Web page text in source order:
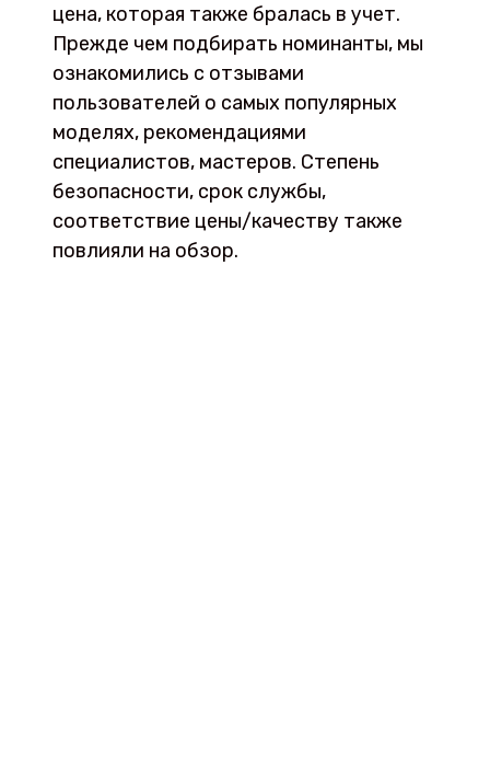
цена, которая также бралась в учет.
Прежде чем подбирать номинанты, мы
ознакомились с отзывами
пользователей о самых популярных
моделях, рекомендациями
специалистов, мастеров. Степень
безопасности, срок службы,
соответствие цены/качеству также
повлияли на обзор.